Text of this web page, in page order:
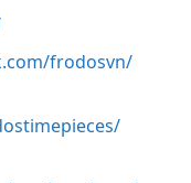
frodosvn/